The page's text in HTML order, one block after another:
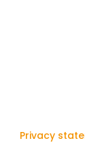
Privacy